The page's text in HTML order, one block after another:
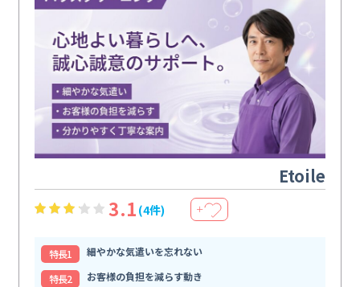
Etoile
3.1 (4件) ＋
特⻑1
細やかな気遣いを忘れない
特⻑2
お客様の負担を減らす動き